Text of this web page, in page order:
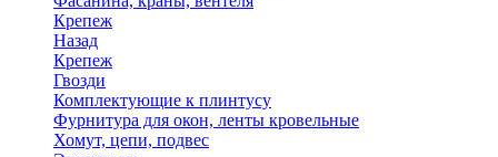
Крепеж
Назад
Крепеж
Гвозди
Комплектующие к плинтусу
Фурнитура для окон, ленты кровельные
Хомут, цепи, подвес